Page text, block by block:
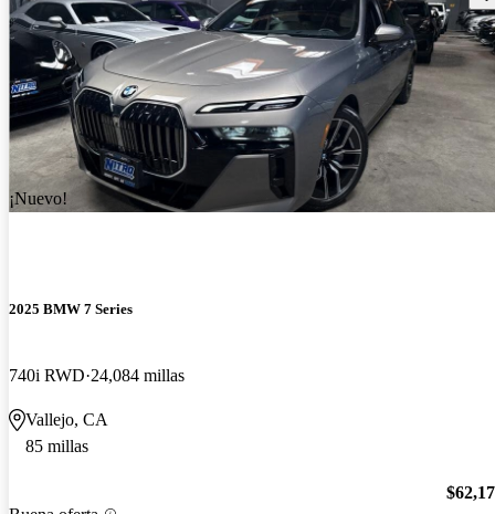
¡Nuevo!
2025 BMW 7 Series
740i RWD 24,084 millas
Vallejo, CA
85 millas